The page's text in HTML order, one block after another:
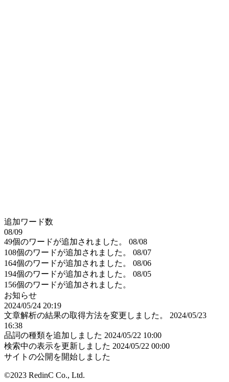
追加ワード数
08/09
49個のワードが追加されました。
08/08
108個のワードが追加されました。
08/07
164個のワードが追加されました。
08/06
194個のワードが追加されました。
08/05
156個のワードが追加されました。
お知らせ
2024/05/24 20:19
文章解析の結果の取得方法を変更しました。
2024/05/23
16:38
品詞の種類を追加しました 2024/05/22 10:00
検索中の表示を更新しました 2024/05/22 00:00
サイトの公開を開始しました
©2023 RedinC Co., Ltd.